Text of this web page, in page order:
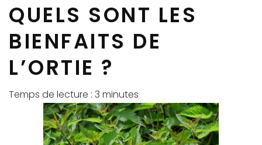
QUELS SONT LES
BIENFAITS DE
L’ORTIE ?
Temps de lecture : 3 minutes